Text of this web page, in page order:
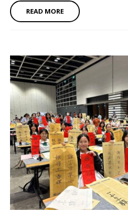
READ MORE